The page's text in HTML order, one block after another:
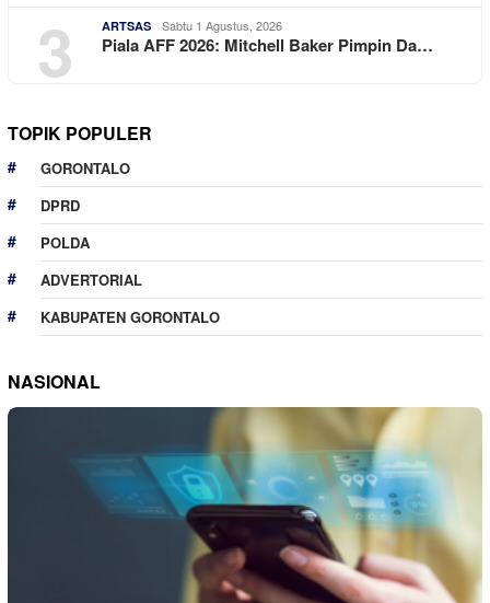
3 ARTSAS Sabtu 1 Agustus, 2026
Piala AFF 2026: Mitchell Baker Pimpin Da…
TOPIK POPULER
GORONTALO
DPRD
POLDA
ADVERTORIAL
KABUPATEN GORONTALO
NASIONAL